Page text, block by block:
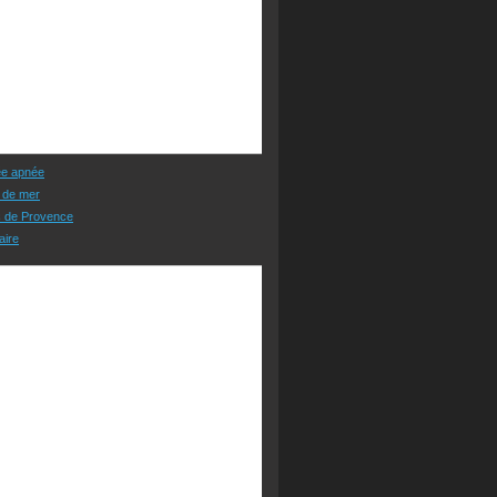
apnée
mer
de Provence